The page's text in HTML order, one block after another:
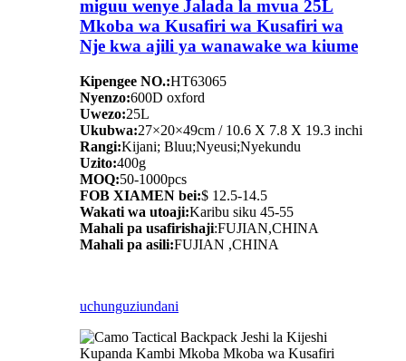
miguu wenye Jalada la mvua 25L
Mkoba wa Kusafiri wa Kusafiri wa
Nje kwa ajili ya wanawake wa kiume
Kipengee NO.:HT63065
Nyenzo:600D oxford
Uwezo:25L
Ukubwa:27×20×49cm / 10.6 X 7.8 X 19.3 inchi
Rangi:Kijani; Bluu;Nyeusi;Nyekundu
Uzito:400g
MOQ:50-1000pcs
FOB XIAMEN bei:$ 12.5-14.5
Wakati wa utoaji:Karibu siku 45-55
Mahali pa usafirishaji:FUJIAN,CHINA
Mahali pa asili:FUJIAN ,CHINA
uchunguziundani